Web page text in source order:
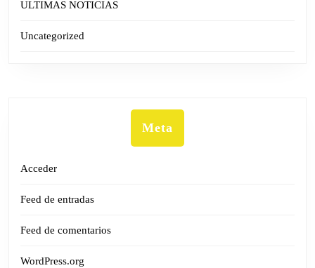
ULTIMAS NOTICIAS
Uncategorized
Meta
Acceder
Feed de entradas
Feed de comentarios
WordPress.org